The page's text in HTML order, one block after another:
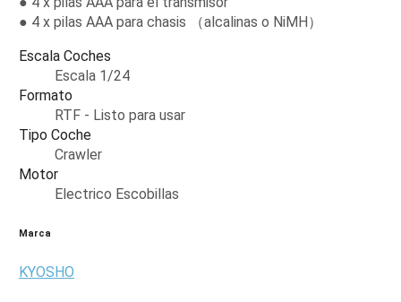
● 4 x pilas AAA para chasis （alcalinas o NiMH）
Escala Coches
Escala 1/24
Formato
RTF - Listo para usar
Tipo Coche
Crawler
Motor
Electrico Escobillas
Marca
KYOSHO